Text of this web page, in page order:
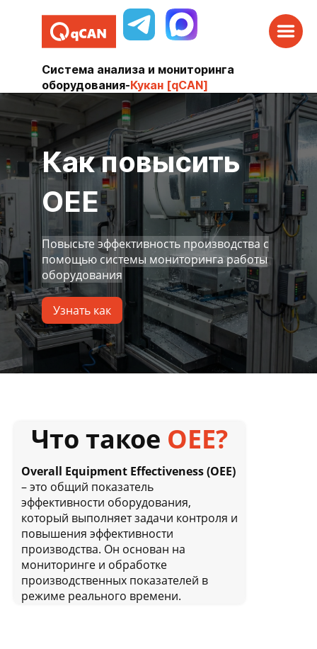
Система анализа и мониторинга
оборудования-Кукан [qCAN]
Как повысить
ОЕЕ
Повысьте эффективность производства с
помощью системы мониторинга работы
оборудования
Узнать как
Что такое ОЕЕ?
Overall Equipment Effectiveness (OEE)
– это общий показатель
эффективности оборудования,
который выполняет задачи контроля и
повышения эффективности
производства. Он основан на
мониторинге и обработке
производственных показателей в
режиме реального времени.